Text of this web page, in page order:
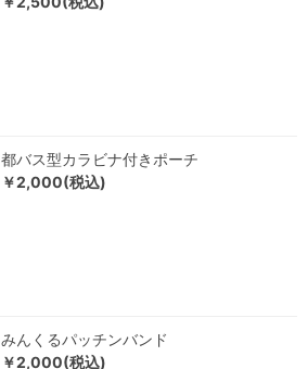
都バス型カラビナ付きポーチ
￥2,000(税込)
みんくるパッチンバンド
￥2,000(税込)